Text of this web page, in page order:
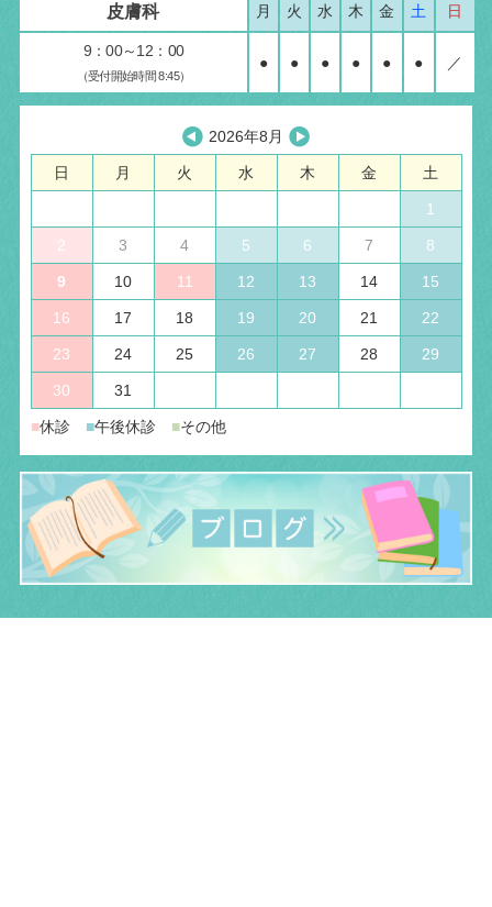
皮膚科 月 火 水 木 金 土 日
9：00～12：00
（受付開始時間 8:45）
● ● ● ● ● ● ／
2026年8月
日 月 火 水 木 金 土
1
2 3 4 5 6 7 8
9 10 11 12 13 14 15
16 17 18 19 20 21 22
23 24 25 26 27 28 29
30 31
■休診 ■午後休診 ■その他